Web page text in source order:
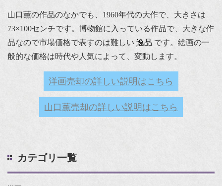
山口薫の作品のなかでも、1960年代の大作で、大きさは
73×100センチです。博物館に入っている作品で、大きな作
品なので市場価格で表すのは難しい 逸品 です。絵画の一
般的な価格は時代や人気によって、変動します。
洋画売却の詳しい説明はこちら
山口薫売却の詳しい説明はこちら
カテゴリ一覧